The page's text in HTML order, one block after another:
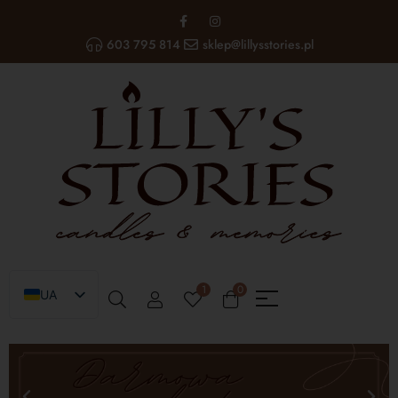
603 795 814 sklep@lillysstories.pl
UA
1 0